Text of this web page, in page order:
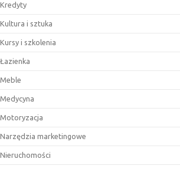
Kredyty
Kultura i sztuka
Kursy i szkolenia
Łazienka
Meble
Medycyna
Motoryzacja
Narzędzia marketingowe
Nieruchomości